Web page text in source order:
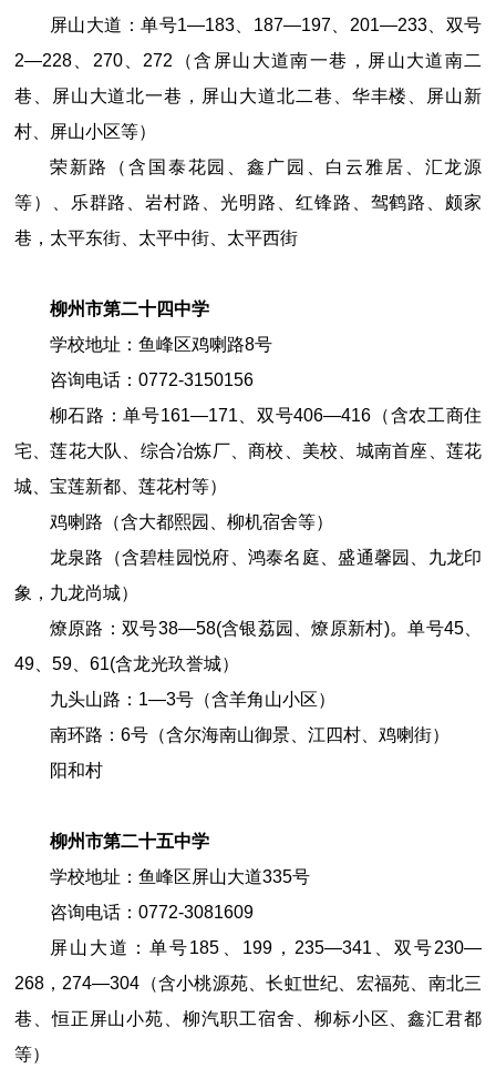
屏山大道：单号1—183、187—197、201—233、双号
2—228、270、272（含屏山大道南一巷，屏山大道南二
巷、屏山大道北一巷，屏山大道北二巷、华丰楼、屏山新
村、屏山小区等）
荣新路（含国泰花园、鑫广园、白云雅居、汇龙源
等）、乐群路、岩村路、光明路、红锋路、驾鹤路、颇家
巷，太平东街、太平中街、太平西街
柳州市第二十四中学
学校地址：鱼峰区鸡喇路8号
咨询电话： 0772-3150156
柳石路：单号161—171、双号406—416（含农工商住
宅、莲花大队、综合冶炼厂、商校、美校、城南首座、莲花
城、宝莲新都、莲花村等）
鸡喇路（含大都熙园、柳机宿舍等）
龙泉路（含碧桂园悦府、鸿泰名庭、盛通馨园、九龙印
象，九龙尚城）
燎原路：双号38—58(含银荔园、燎原新村)。单号45、
49、59、61(含龙光玖誉城）
九头山路：1—3号（含羊角山小区）
南环路：6号（含尔海南山御景、江四村、鸡喇街）
阳和村
柳州市第二十五中学
学校地址：鱼峰区屏山大道335号
咨询电话： 0772-3081609
屏山大道：单号185、199，235—341、双号230—
268，274—304（含小桃源苑、长虹世纪、宏福苑、南北三
巷、恒正屏山小苑、柳汽职工宿舍、柳标小区、鑫汇君都
等）